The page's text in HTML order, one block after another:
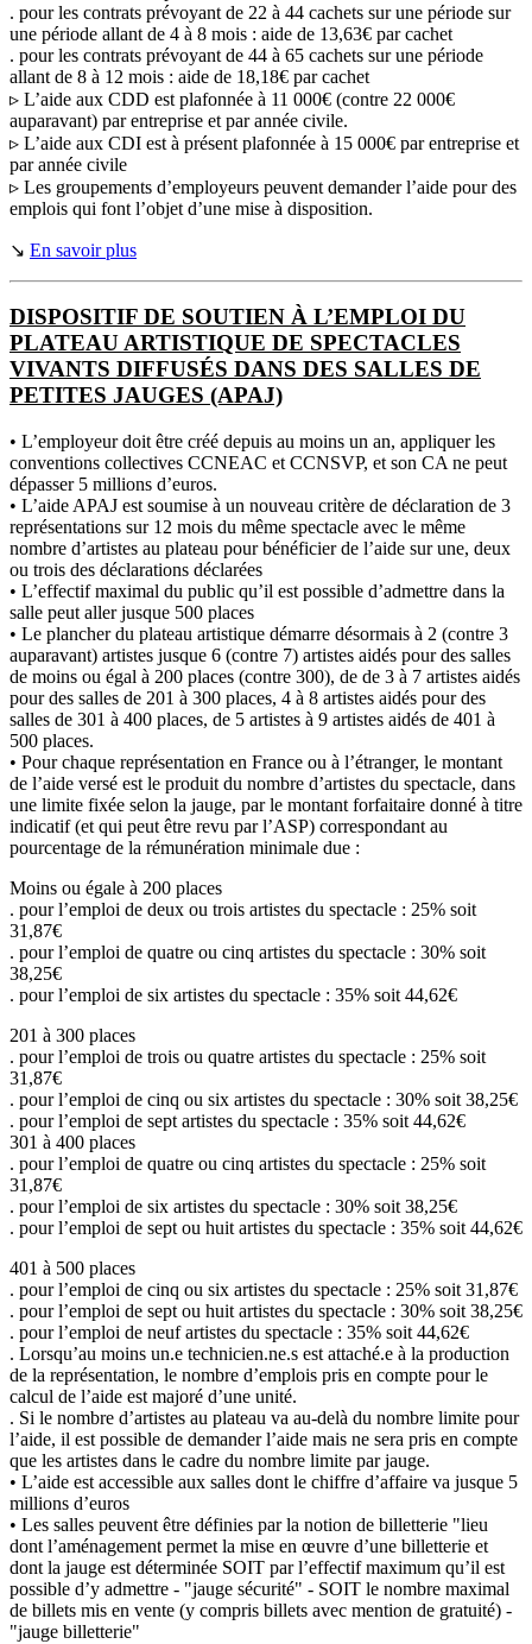
. pour les contrats prévoyant de 22 à 44 cachets sur une période sur
une période allant de 4 à 8 mois : aide de 13,63€ par cachet
. pour les contrats prévoyant de 44 à 65 cachets sur une période
allant de 8 à 12 mois : aide de 18,18€ par cachet
▹ L’aide aux CDD est plafonnée à 11 000€ (contre 22 000€
auparavant) par entreprise et par année civile.
▹ L’aide aux CDI est à présent plafonnée à 15 000€ par entreprise et
par année civile
▹ Les groupements d’employeurs peuvent demander l’aide pour des
emplois qui font l’objet d’une mise à disposition.
↘ En savoir plus
DISPOSITIF DE SOUTIEN À L’EMPLOI DU
PLATEAU ARTISTIQUE DE SPECTACLES
VIVANTS DIFFUSÉS DANS DES SALLES DE
PETITES JAUGES (APAJ)
• L’employeur doit être créé depuis au moins un an, appliquer les
conventions collectives CCNEAC et CCNSVP, et son CA ne peut
dépasser 5 millions d’euros.
• L’aide APAJ est soumise à un nouveau critère de déclaration de 3
représentations sur 12 mois du même spectacle avec le même
nombre d’artistes au plateau pour bénéficier de l’aide sur une, deux
ou trois des déclarations déclarées
• L’effectif maximal du public qu’il est possible d’admettre dans la
salle peut aller jusque 500 places
• Le plancher du plateau artistique démarre désormais à 2 (contre 3
auparavant) artistes jusque 6 (contre 7) artistes aidés pour des salles
de moins ou égal à 200 places (contre 300), de de 3 à 7 artistes aidés
pour des salles de 201 à 300 places, 4 à 8 artistes aidés pour des
salles de 301 à 400 places, de 5 artistes à 9 artistes aidés de 401 à
500 places.
• Pour chaque représentation en France ou à l’étranger, le montant
de l’aide versé est le produit du nombre d’artistes du spectacle, dans
une limite fixée selon la jauge, par le montant forfaitaire donné à titre
indicatif (et qui peut être revu par l’ASP) correspondant au
pourcentage de la rémunération minimale due :
Moins ou égale à 200 places
. pour l’emploi de deux ou trois artistes du spectacle : 25% soit
31,87€
. pour l’emploi de quatre ou cinq artistes du spectacle : 30% soit
38,25€
. pour l’emploi de six artistes du spectacle : 35% soit 44,62€
201 à 300 places
. pour l’emploi de trois ou quatre artistes du spectacle : 25% soit
31,87€
. pour l’emploi de cinq ou six artistes du spectacle : 30% soit 38,25€
. pour l’emploi de sept artistes du spectacle : 35% soit 44,62€
301 à 400 places
. pour l’emploi de quatre ou cinq artistes du spectacle : 25% soit
31,87€
. pour l’emploi de six artistes du spectacle : 30% soit 38,25€
. pour l’emploi de sept ou huit artistes du spectacle : 35% soit 44,62€
401 à 500 places
. pour l’emploi de cinq ou six artistes du spectacle : 25% soit 31,87€
. pour l’emploi de sept ou huit artistes du spectacle : 30% soit 38,25€
. pour l’emploi de neuf artistes du spectacle : 35% soit 44,62€
. Lorsqu’au moins un.e technicien.ne.s est attaché.e à la production
de la représentation, le nombre d’emplois pris en compte pour le
calcul de l’aide est majoré d’une unité.
. Si le nombre d’artistes au plateau va au-delà du nombre limite pour
l’aide, il est possible de demander l’aide mais ne sera pris en compte
que les artistes dans le cadre du nombre limite par jauge.
• L’aide est accessible aux salles dont le chiffre d’affaire va jusque 5
millions d’euros
• Les salles peuvent être définies par la notion de billetterie "lieu
dont l’aménagement permet la mise en œuvre d’une billetterie et
dont la jauge est déterminée SOIT par l’effectif maximum qu’il est
possible d’y admettre - "jauge sécurité" - SOIT le nombre maximal
de billets mis en vente (y compris billets avec mention de gratuité) -
"jauge billetterie"